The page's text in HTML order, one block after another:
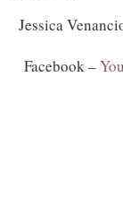
Jessica
Facebook –